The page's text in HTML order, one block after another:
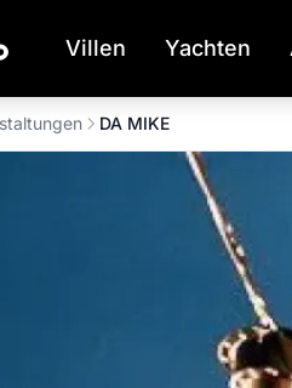
Villen Yachten
DA MIKE